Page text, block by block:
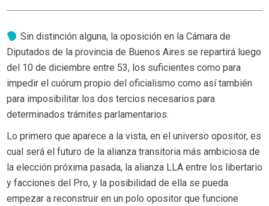
Sin distinción alguna, la oposición en la Cámara de
Diputados de la provincia de Buenos Aires se repartirá luego
del 10 de diciembre entre 53, los suficientes como para
impedir el cuórum propio del oficialismo como así también
para imposibilitar los dos tercios necesarios para
determinados trámites parlamentarios.
Lo primero que aparece a la vista, en el universo opositor, es
cual será el futuro de la alianza transitoria más ambiciosa de
la elección próxima pasada, la alianza LLA entre los libertario
y facciones del Pro, y la posibilidad de ella se pueda
empezar a reconstruir en un polo opositor que funcione